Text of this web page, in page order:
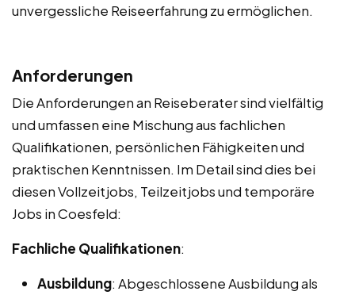
unvergessliche Reiseerfahrung zu ermöglichen.
Anforderungen
Die Anforderungen an Reiseberater sind vielfältig
und umfassen eine Mischung aus fachlichen
Qualifikationen, persönlichen Fähigkeiten und
praktischen Kenntnissen. Im Detail sind dies bei
diesen Vollzeitjobs, Teilzeitjobs und temporäre
Jobs in Coesfeld:
Fachliche Qualifikationen:
Ausbildung: Abgeschlossene Ausbildung als